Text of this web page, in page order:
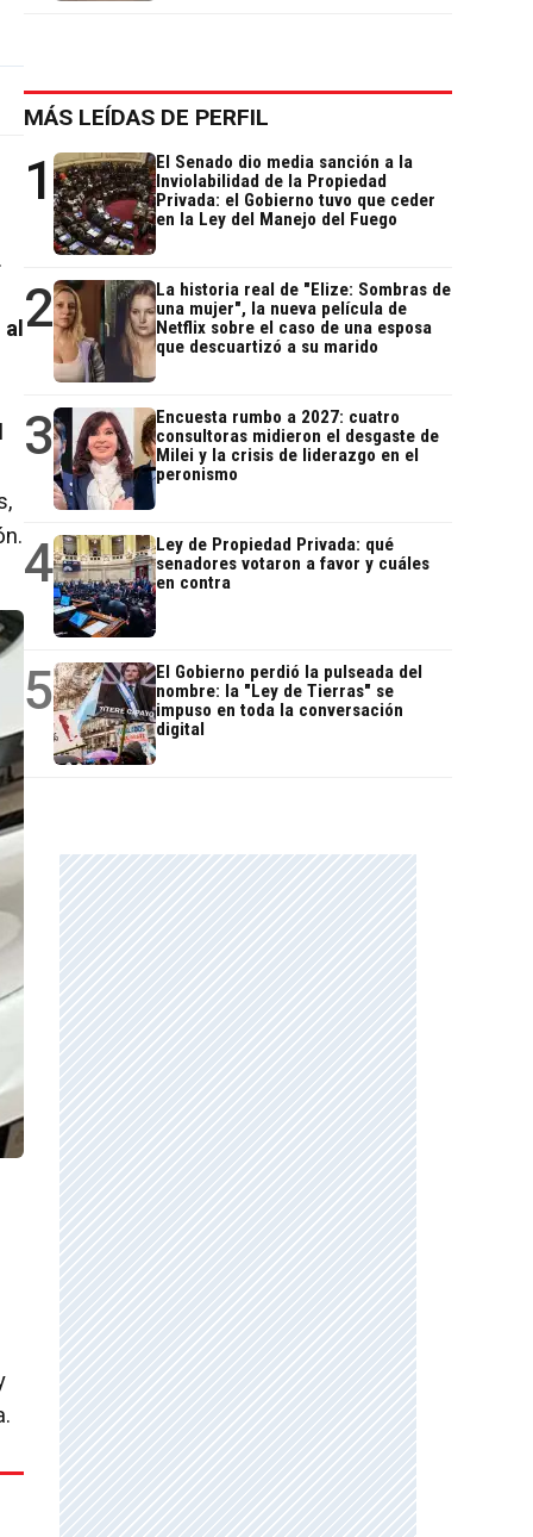
MÁS LEÍDAS DE PERFIL
1
El Senado dio media sanción a la
Inviolabilidad de la Propiedad
Privada: el Gobierno tuvo que ceder
en la Ley del Manejo del Fuego
2
La historia real de "Elize: Sombras de
una mujer", la nueva película de
Netflix sobre el caso de una esposa
que descuartizó a su marido
3
Encuesta rumbo a 2027: cuatro
consultoras midieron el desgaste de
Milei y la crisis de liderazgo en el
peronismo
4
Ley de Propiedad Privada: qué
senadores votaron a favor y cuáles
en contra
5
El Gobierno perdió la pulseada del
nombre: la "Ley de Tierras" se
impuso en toda la conversación
digital